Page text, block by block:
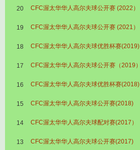
20 CFC渥太华华人高尔夫球公开赛 (2022）
19 CFC渥太华华人高尔夫球公开赛 (2021）
18 CFC渥太华华人高尔夫球优胜杯赛(2019)
17 CFC渥太华华人高尔夫球公开赛（2019）
16 CFC渥太华华人高尔夫球优胜杯赛(2018)
15 CFC渥太华华人高尔夫球公开赛(2018)
14 CFC渥太华华人高尔夫球配对赛(2017）
13 CFC渥太华华人高尔夫球公开赛(2017)